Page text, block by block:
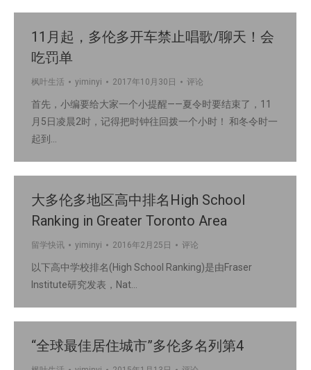
11月起，多伦多开车禁止唱歌/聊天！会
吃罚单
枫叶生活 yiminyi 2017年10月30日 评论
首先，小编要给大家一个小提醒——夏令时要结束了，11
月5日凌晨2时，记得把时钟往回拨一个小时！ 和冬令时一
起到…
大多伦多地区高中排名High School
Ranking in Greater Toronto Area
留学快讯 yiminyi 2016年2月25日 评论
以下高中学校排名(High School Ranking)是由Fraser
Institute研究发表，Nat…
“全球最佳居住城市”多伦多名列第4